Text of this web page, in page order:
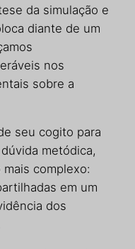
da simulação e
diante de um
nos
sobre a
seu cogito para
metódica,
complexo:
em um
dos